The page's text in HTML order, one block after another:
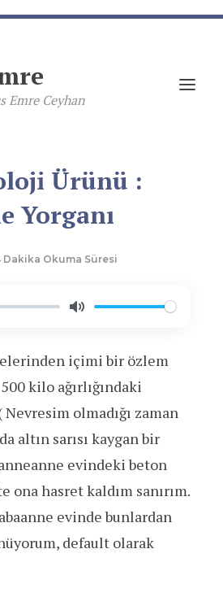
Emre Ceyhan
Ürünü :
Yorganı
Dakika Okuma Süresi
içimi bir özlem
kilo ağırlığındaki
olmadığı zaman
altın sarısı kaygan bir
evindeki beton
ona hasret kaldım sanırım.
evinde bunlardan
default olarak